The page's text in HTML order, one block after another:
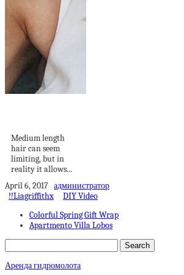
Medium length
hair can seem
limiting, but in
reality it allows...
April 6, 2017 администратор
!!Liagriffithx
DIY Video
Colorful Spring Gift Wrap
Apartmento Villa Lobos
Аренда гидромолота